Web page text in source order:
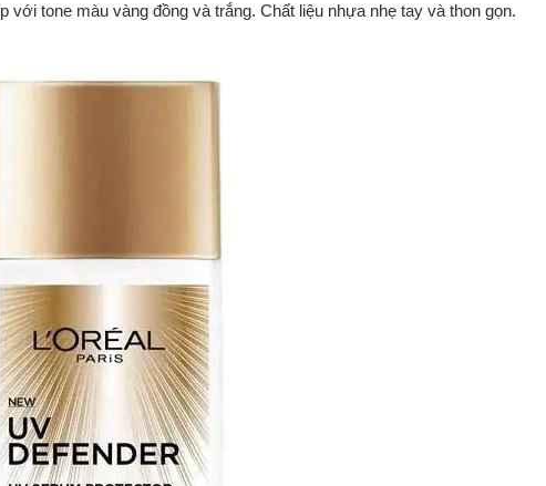
với tone màu vàng đồng và trắng. Chất liệu nhựa nhẹ tay và thon gọn.